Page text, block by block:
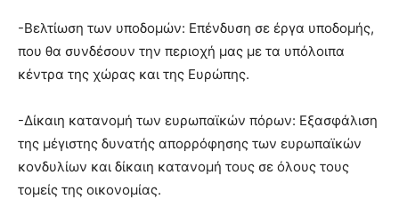
-Βελτίωση των υποδομών: Επένδυση σε έργα υποδομής,
που θα συνδέσουν την περιοχή μας με τα υπόλοιπα
κέντρα της χώρας και της Ευρώπης.
-Δίκαιη κατανομή των ευρωπαϊκών πόρων: Εξασφάλιση
της μέγιστης δυνατής απορρόφησης των ευρωπαϊκών
κονδυλίων και δίκαιη κατανομή τους σε όλους τους
τομείς της οικονομίας.